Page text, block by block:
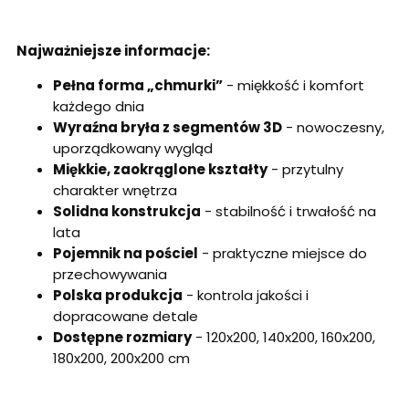
Najważniejsze informacje:
Pełna forma „chmurki” - miękkość i komfort
każdego dnia
Wyraźna bryła z segmentów 3D - nowoczesny,
uporządkowany wygląd
Miękkie, zaokrąglone kształty- przytulny
charakter wnętrza
Solidna konstrukcja - stabilność i trwałość na
lata
Pojemnik na pościel - praktyczne miejsce do
przechowywania
Polska produkcja - kontrola jakości i
dopracowane detale
Dostępne rozmiary- 120x200, 140x200, 160x200,
180x200, 200x200 cm